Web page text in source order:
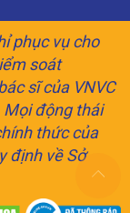
phục vụ cho
soát
sĩ của VNVC
Mọi động thái
thức của
định về Sở